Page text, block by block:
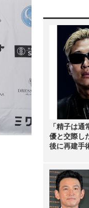
「精子は
優と交際し
後に再建手